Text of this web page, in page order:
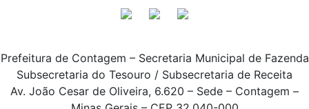
Prefeitura de Contagem – Secretaria Municipal de Fazenda
Subsecretaria do Tesouro / Subsecretaria de Receita
Av. João Cesar de Oliveira, 6.620 – Sede – Contagem –